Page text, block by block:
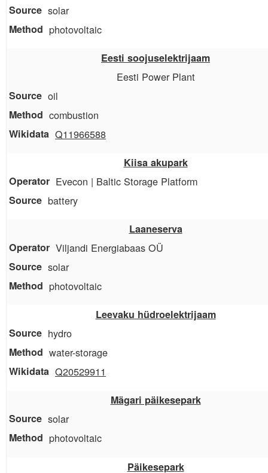
solar
photovoltaic
Eesti soojuselektrijaam
Eesti Power Plant
oil
combustion
Q11966588
Kiisa akupark
Evecon | Baltic Storage Platform
battery
Laaneserva
Viljandi Energiabaas OÜ
solar
photovoltaic
Leevaku hüdroelektrijaam
hydro
water-storage
Q20529911
Mägari päikesepark
solar
photovoltaic
Päikesepark